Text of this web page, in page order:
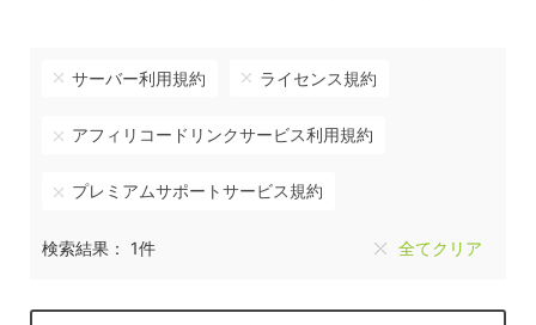
サーバー利用規約 ライセンス規約
アフィリコードリンクサービス利用規約
プレミアムサポートサービス規約
検索結果： 1件 全てクリア